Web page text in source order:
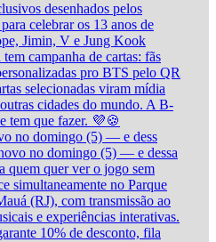
no domingo (5) — e dess